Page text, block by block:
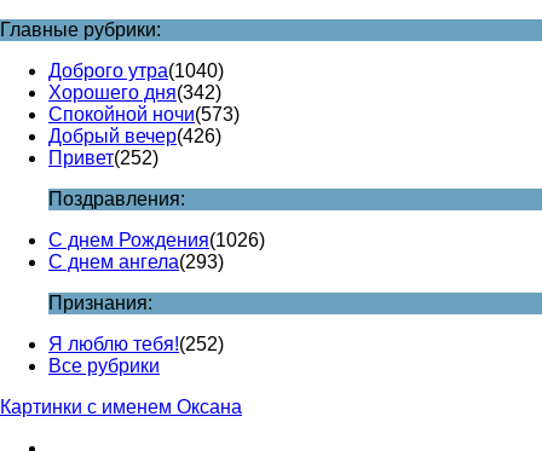
Главные рубрики:
Доброго утра(1040)
Хорошего дня(342)
Спокойной ночи(573)
Добрый вечер(426)
Привет(252)
Поздравления:
С днем Рождения(1026)
С днем ангела(293)
Признания:
Я люблю тебя!(252)
Все рубрики
Картинки с именем Оксана